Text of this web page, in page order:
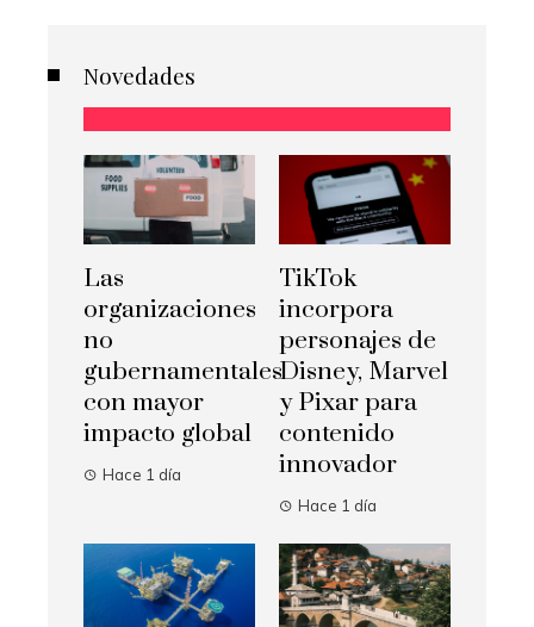
Novedades
Las
organizaciones
no
gubernamentales
con mayor
impacto global
Hace 1 día
TikTok
incorpora
personajes de
Disney, Marvel
y Pixar para
contenido
innovador
Hace 1 día